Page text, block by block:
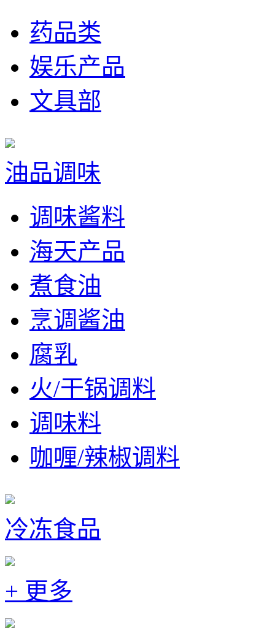
药品类
娱乐产品
文具部
油品调味
调味酱料
海天产品
煮食油
烹调酱油
腐乳
火/干锅调料
调味料
咖喱/辣椒调料
冷冻食品
+ 更多